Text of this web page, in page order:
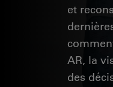
et
AR, la
des